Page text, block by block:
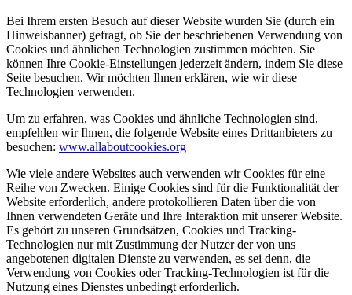
Bei Ihrem ersten Besuch auf dieser Website wurden Sie (durch ein
Hinweisbanner) gefragt, ob Sie der beschriebenen Verwendung von
Cookies und ähnlichen Technologien zustimmen möchten. Sie
können Ihre Cookie-Einstellungen jederzeit ändern, indem Sie diese
Seite besuchen. Wir möchten Ihnen erklären, wie wir diese
Technologien verwenden.
Um zu erfahren, was Cookies und ähnliche Technologien sind,
empfehlen wir Ihnen, die folgende Website eines Drittanbieters zu
besuchen: www.allaboutcookies.org
Wie viele andere Websites auch verwenden wir Cookies für eine
Reihe von Zwecken. Einige Cookies sind für die Funktionalität der
Website erforderlich, andere protokollieren Daten über die von
Ihnen verwendeten Geräte und Ihre Interaktion mit unserer Website.
Es gehört zu unseren Grundsätzen, Cookies und Tracking-
Technologien nur mit Zustimmung der Nutzer der von uns
angebotenen digitalen Dienste zu verwenden, es sei denn, die
Verwendung von Cookies oder Tracking-Technologien ist für die
Nutzung eines Dienstes unbedingt erforderlich.